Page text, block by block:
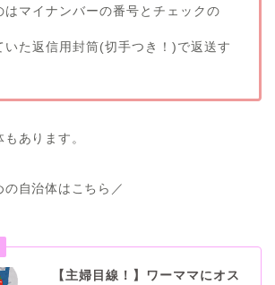
はマイナンバーの番号とチェックの
いた返信用封筒(切手つき！)で返送す
あります。
の自治体はこちら／
【主婦目線！】ワーママにオス